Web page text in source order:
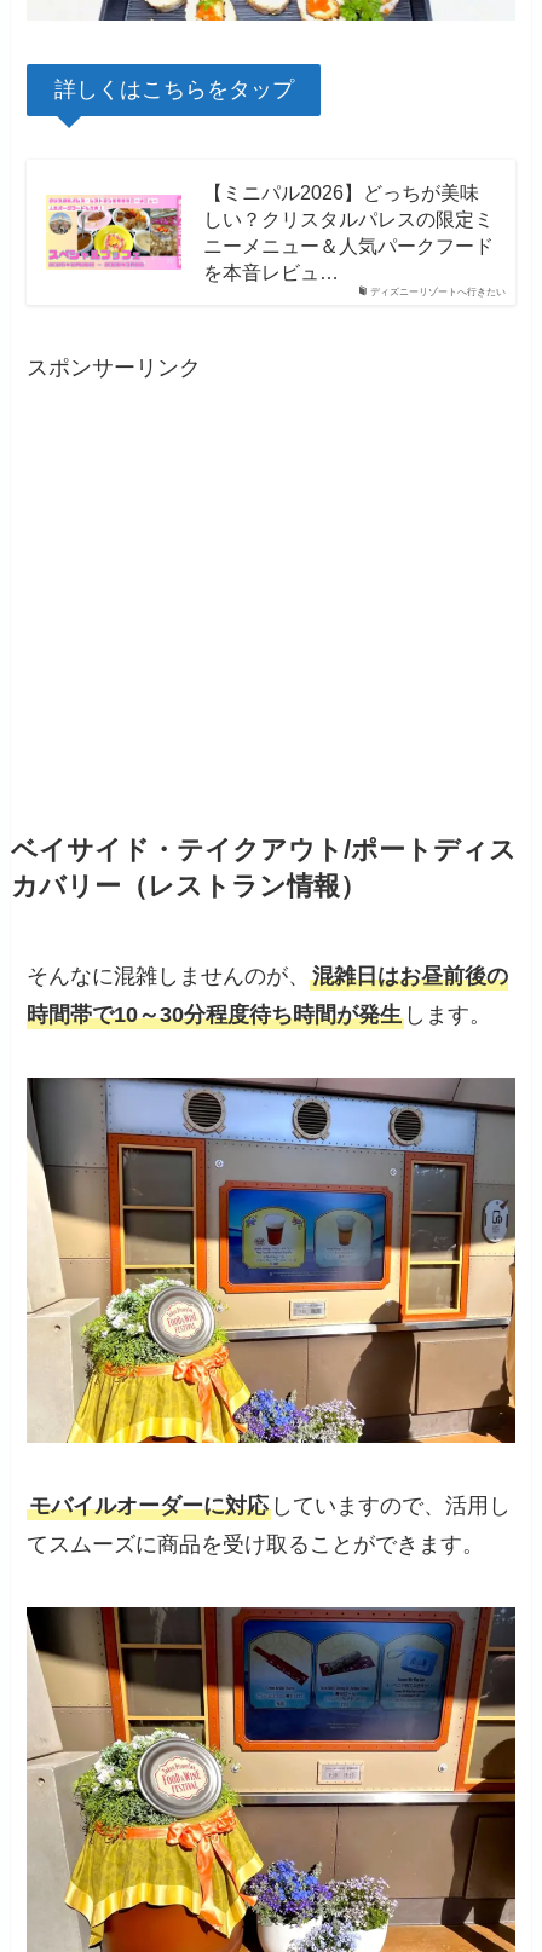
詳しくはこちらをタップ
ディズニーリゾートへ行きたい
【ミニパル2026】どっちが美味
しい？クリスタルパレスの限定ミ
ニーメニュー＆人気パークフード
を本音レビュ…
スポンサーリンク
ベイサイド・テイクアウト/ポートディス
カバリー（レストラン情報）
そんなに混雑しませんのが、混雑日はお昼前後の
時間帯で10～30分程度待ち時間が発生 します。
モバイルオーダーに対応 していますので、活用し
てスムーズに商品を受け取ることができます。